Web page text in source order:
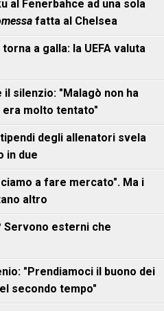
al Fenerbahce ad una sola
fatta al Chelsea
a galla: la UEFA valuta
il silenzio: "Malagò non ha
molto tentato"
degli allenatori svela
in due
a fare mercato". Ma i
altro
Servono esterni che
"Prendiamoci il buono dei
secondo tempo"